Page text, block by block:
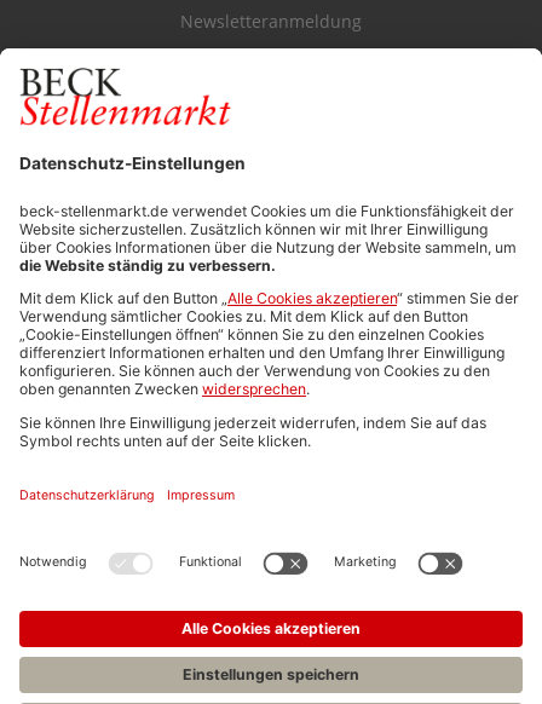
Newsletteranmeldung
Durchsuchen Sie den Stellenkatalog
FÜR ARBEITGEBER
Stellenmarktpreise
Anzeigen-AGB
Media-Daten
Newsletteranmeldung
Produktübersicht
ALLGEMEIN
FAQs
Impressum
Stellenangebote C.H.BECK